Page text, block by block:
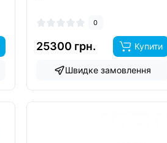
0
25300 грн. Купити
Швидке замовлення